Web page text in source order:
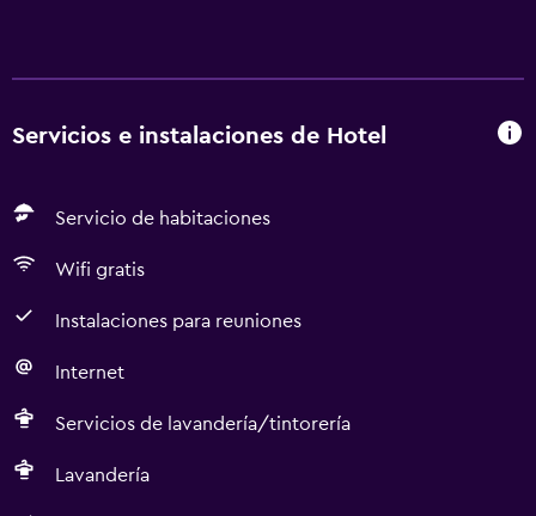
Servicios e instalaciones de Hotel
Servicio de habitaciones
Wifi gratis
Instalaciones para reuniones
Internet
Servicios de lavandería/tintorería
Lavandería